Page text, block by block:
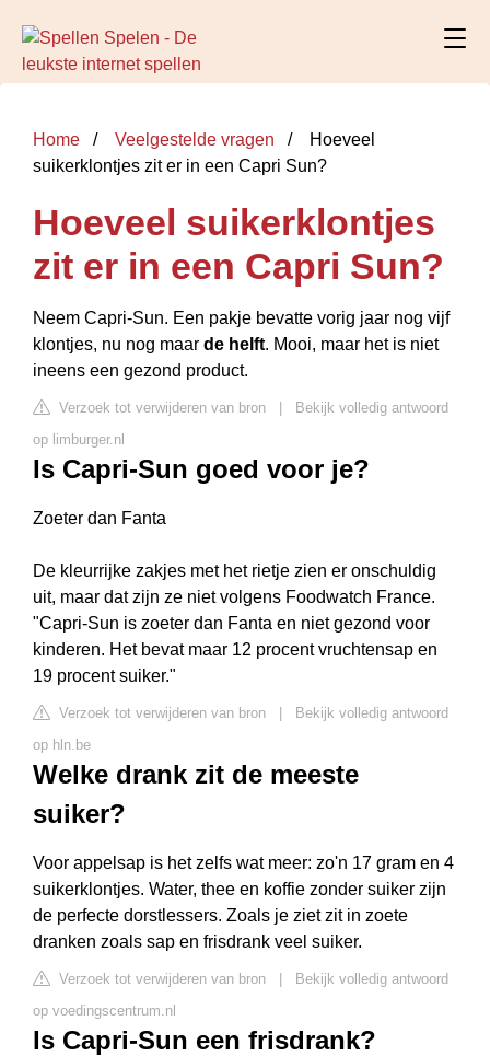
Home Veelgestelde vragen
Hoeveel
suikerklontjes zit er in een Capri Sun?
Hoeveel suikerklontjes
zit er in een Capri Sun?
Neem Capri-Sun. Een pakje bevatte vorig jaar nog vijf
klontjes, nu nog maar de helft. Mooi, maar het is niet
ineens een gezond product.
Verzoek tot verwijderen van bron
Bekijk volledig antwoord
op limburger.nl
Is Capri-Sun goed voor je?
Zoeter dan Fanta
De kleurrijke zakjes met het rietje zien er onschuldig
uit, maar dat zijn ze niet volgens Foodwatch France.
"Capri-Sun is zoeter dan Fanta en niet gezond voor
kinderen. Het bevat maar 12 procent vruchtensap en
19 procent suiker."
Verzoek tot verwijderen van bron
Bekijk volledig antwoord
op hln.be
Welke drank zit de meeste
suiker?
Voor appelsap is het zelfs wat meer: zo'n 17 gram en 4
suikerklontjes. Water, thee en koffie zonder suiker zijn
de perfecte dorstlessers. Zoals je ziet zit in zoete
dranken zoals sap en frisdrank veel suiker.
Verzoek tot verwijderen van bron
Bekijk volledig antwoord
op voedingscentrum.nl
Is Capri-Sun een frisdrank?